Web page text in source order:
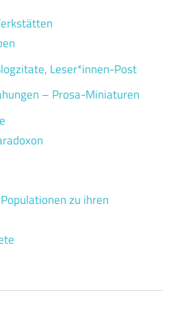
Leser*innen-Post
– Prosa-Miniaturen
zu ihren